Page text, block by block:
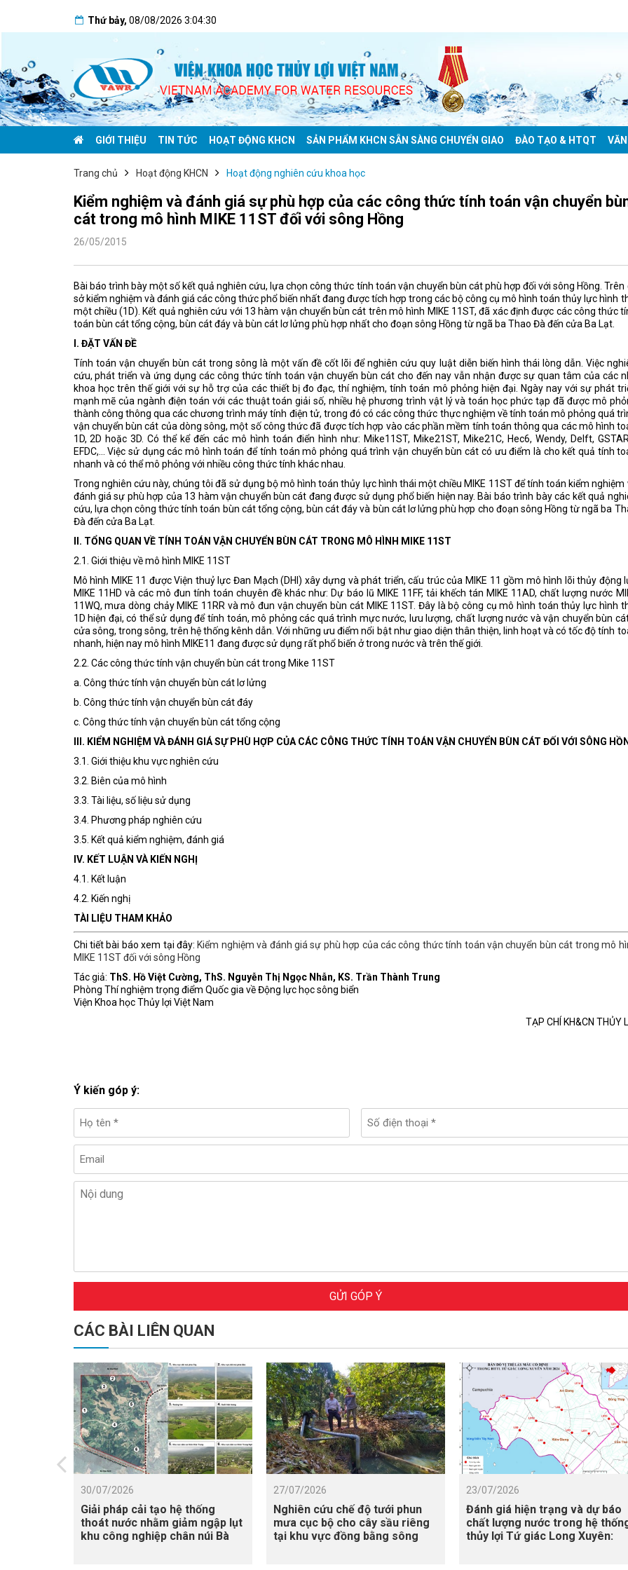
Thứ bảy, 08/08/2026 3:04:30
GIỚI THIỆU TIN TỨC HOẠT ĐỘNG KHCN SẢN PHẨM KHCN SẴN SÀNG CHUYỂN GIAO ĐÀO TẠO & HTQT
Trang chủ Hoạt động KHCN Hoạt động nghiên cứu khoa học
Kiểm nghiệm và đánh giá sự phù hợp của các công thức tính toán vận chuyển
cát trong mô hình MIKE 11ST đối với sông Hồng
26/05/2015
Bài báo trình bày một số kết quả nghiên cứu, lựa chọn công thức tính toán vận chuyển bùn cát phù hợp đối với sông Hồng. Trên
sở kiểm nghiệm và đánh giá các công thức phổ biến nhất đang được tích hợp trong các bộ công cụ mô hình toán thủy lực hình
một chiều (1D). Kết quả nghiên cứu với 13 hàm vận chuyển bùn cát trên mô hình MIKE 11ST, đã xác định được các công thức
toán bùn cát tổng cộng, bùn cát đáy và bùn cát lơ lửng phù hợp nhất cho đoạn sông Hồng từ ngã ba Thao Đà đến cửa Ba Lạt.
I. ĐẶT VẤN ĐỀ
Tính toán vận chuyển bùn cát trong sông là một vấn đề cốt lõi để nghiên cứu quy luật diễn biến hình thái lòng dẫn. Việc
cứu, phát triển và ứng dụng các công thức tính toán vận chuyển bùn cát cho đến nay vẫn nhận được sự quan tâm của các
khoa học trên thế giới với sự hỗ trợ của các thiết bị đo đạc, thí nghiệm, tính toán mô phỏng hiện đại. Ngày nay với sự phát
mạnh mẽ của ngành điện toán với các thuật toán giải số, nhiều hệ phương trình vật lý và toán học phức tạp đã được mô
thành công thông qua các chương trình máy tính điện tử, trong đó có các công thức thực nghiệm về tính toán mô phỏng quá
vận chuyển bùn cát của dòng sông, một số công thức đã được tích hợp vào các phần mềm tính toán thông qua các mô hình
1D, 2D hoặc 3D. Có thể kể đến các mô hình toán điển hình như: Mike11ST, Mike21ST, Mike21C, Hec6, Wendy, Delft,
EFDC,... Việc sử dụng các mô hình toán để tính toán mô phỏng quá trình vận chuyển bùn cát có ưu điểm là cho kết quả tính
nhanh và có thể mô phỏng với nhiều công thức tính khác nhau.
Trong nghiên cứu này, chúng tôi đã sử dụng bộ mô hình toán thủy lực hình thái một chiều MIKE 11ST để tính toán kiểm nghiệm
đánh giá sự phù hợp của 13 hàm vận chuyển bùn cát đang được sử dụng phổ biến hiện nay. Bài báo trình bày các kết quả
cứu, lựa chọn công thức tính toán bùn cát tổng cộng, bùn cát đáy và bùn cát lơ lửng phù hợp cho đoạn sông Hồng từ ngã ba
Đà đến cửa Ba Lạt.
II. TỔNG QUAN VỀ TÍNH TOÁN VẬN CHUYỂN BÙN CÁT TRONG MÔ HÌNH MIKE 11ST
2.1. Giới thiệu về mô hình MIKE 11ST
Mô hình MIKE 11 được Viện thuỷ lực Đan Mạch (DHI) xây dựng và phát triển, cấu trúc của MIKE 11 gồm mô hình lõi thủy động
MIKE 11HD và các mô đun tính toán chuyên đề khác như: Dự báo lũ MIKE 11FF, tải khếch tán MIKE 11AD, chất lượng nước
11WQ, mưa dòng chảy MIKE 11RR và mô đun vận chuyển bùn cát MIKE 11ST. Đây là bộ công cụ mô hình toán thủy lực hình
1D hiện đại, có thể sử dụng để tính toán, mô phỏng các quá trình mực nước, lưu lượng, chất lượng nước và vận chuyển bùn
cửa sông, trong sông, trên hệ thống kênh dẫn. Với những ưu điểm nổi bật như giao diện thân thiện, linh hoạt và có tốc độ tính
nhanh, hiện nay mô hình MIKE11 đang được sử dụng rất phổ biến ở trong nước và trên thế giới.
2.2. Các công thức tính vận chuyển bùn cát trong Mike 11ST
a. Công thức tính vận chuyển bùn cát lơ lửng
b. Công thức tính vận chuyển bùn cát đáy
c. Công thức tính vận chuyển bùn cát tổng cộng
III. KIỂM NGHIỆM VÀ ĐÁNH GIÁ SỰ PHÙ HỢP CỦA CÁC CÔNG THỨC TÍNH TOÁN VẬN CHUYỂN BÙN CÁT ĐỐI VỚI SÔNG
3.1. Giới thiệu khu vực nghiên cứu
3.2. Biên của mô hình
3.3. Tài liệu, số liệu sử dụng
3.4. Phương pháp nghiên cứu
3.5. Kết quả kiểm nghiệm, đánh giá
IV. KẾT LUẬN VÀ KIẾN NGHỊ
4.1. Kết luận
4.2. Kiến nghị
TÀI LIỆU THAM KHẢO
Chi tiết bài báo xem tại đây: Kiểm nghiệm và đánh giá sự phù hợp của các công thức tính toán vận chuyển bùn cát trong mô
MIKE 11ST đối với sông Hồng
Tác giả: ThS. Hồ Việt Cường, ThS. Nguyễn Thị Ngọc Nhẫn, KS. Trần Thành Trung
Phòng Thí nghiệm trọng điểm Quốc gia về Động lực học sông biển
Viện Khoa học Thủy lợi Việt Nam
TẠP CHÍ KH&CN THỦY
Ý kiến góp ý:
GỬI GÓP Ý
CÁC BÀI LIÊN QUAN
30/07/2026
Giải pháp cải tạo hệ thống
thoát nước nhằm giảm ngập lụt
khu công nghiệp chân núi Bà
27/07/2026
Nghiên cứu chế độ tưới phun
mưa cục bộ cho cây sầu riêng
tại khu vực đồng bằng sông
23/07/2026
Đánh giá hiện trạng và dự báo
chất lượng nước trong hệ
thủy lợi Tứ giác Long Xuyên: